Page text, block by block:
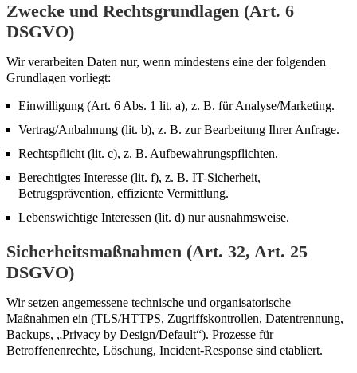
Zwecke und Rechtsgrundlagen (Art. 6
DSGVO)
Wir verarbeiten Daten nur, wenn mindestens eine der folgenden
Grundlagen vorliegt:
Einwilligung (Art. 6 Abs. 1 lit. a), z. B. für Analyse/Marketing.
Vertrag/Anbahnung (lit. b), z. B. zur Bearbeitung Ihrer Anfrage.
Rechtspflicht (lit. c), z. B. Aufbewahrungspflichten.
Berechtigtes Interesse (lit. f), z. B. IT-Sicherheit,
Betrugsprävention, effiziente Vermittlung.
Lebenswichtige Interessen (lit. d) nur ausnahmsweise.
Sicherheitsmaßnahmen (Art. 32, Art. 25
DSGVO)
Wir setzen angemessene technische und organisatorische
Maßnahmen ein (TLS/HTTPS, Zugriffskontrollen, Datentrennung,
Backups, „Privacy by Design/Default“). Prozesse für
Betroffenenrechte, Löschung, Incident-Response sind etabliert.